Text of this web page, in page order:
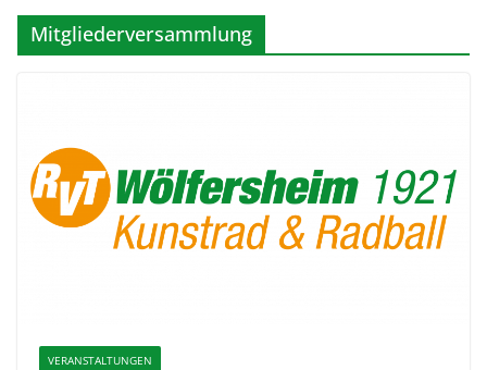
Mitgliederversammlung
VERANSTALTUNGEN